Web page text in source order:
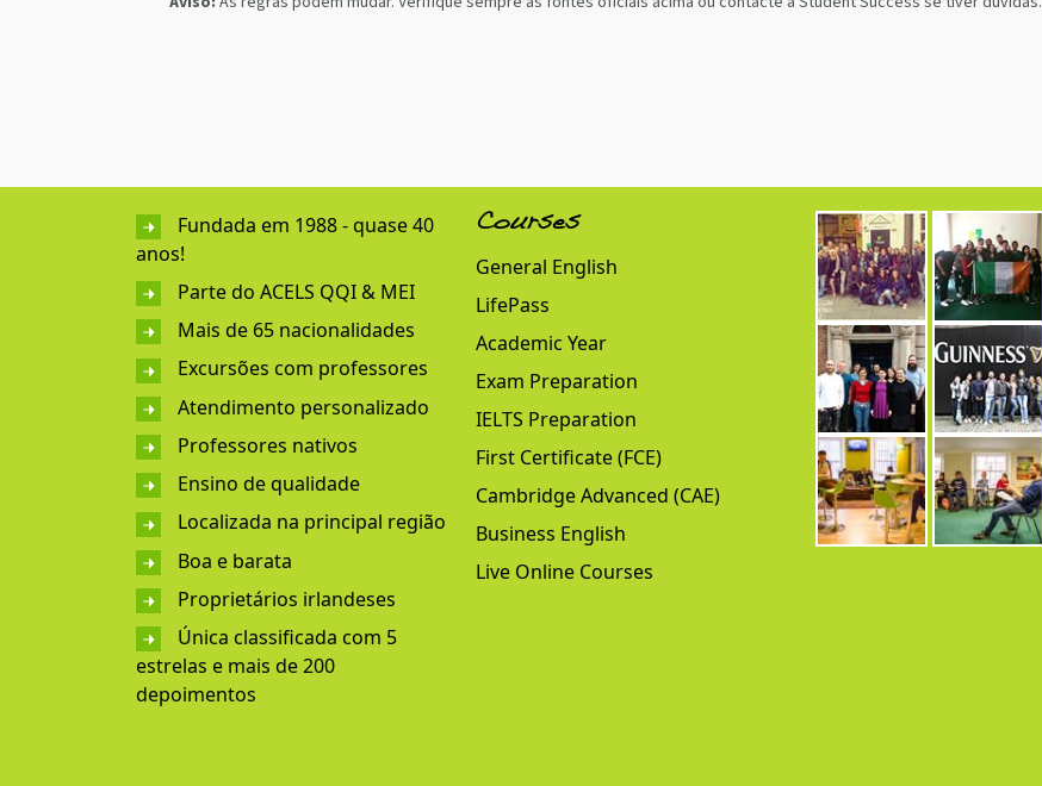
Fundada em 1988 - quase 40
anos!
Parte do ACELS QQI & MEI
Mais de 65 nacionalidades
Excursões com professores
Atendimento personalizado
Professores nativos
Ensino de qualidade
Localizada na principal região
Boa e barata
Proprietários irlandeses
Única classificada com 5
estrelas e mais de 200
depoimentos
Courses
General English
LifePass
Academic Year
Exam Preparation
IELTS Preparation
First Certificate (FCE)
Cambridge Advanced (CAE)
Business English
Live Online Courses